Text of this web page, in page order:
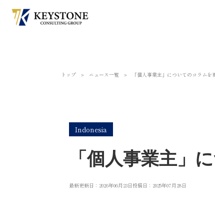
トップ ＞ ニュース一覧 ＞ 「個人事業主」についてのコラムを
Indonesia
「個人事業主」
最新更新日：2026年06月23日投稿日：2025年07月28日